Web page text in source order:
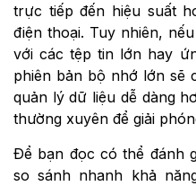
trực tiếp đến hiệu suất
điện thoại. Tuy nhiên,
với các tệp tin lớn hay
phiên bản bộ nhớ lớn sẽ
quản lý dữ liệu dễ dàng
thường xuyên để giải
Để bạn đọc có thể đánh
so sánh nhanh khả